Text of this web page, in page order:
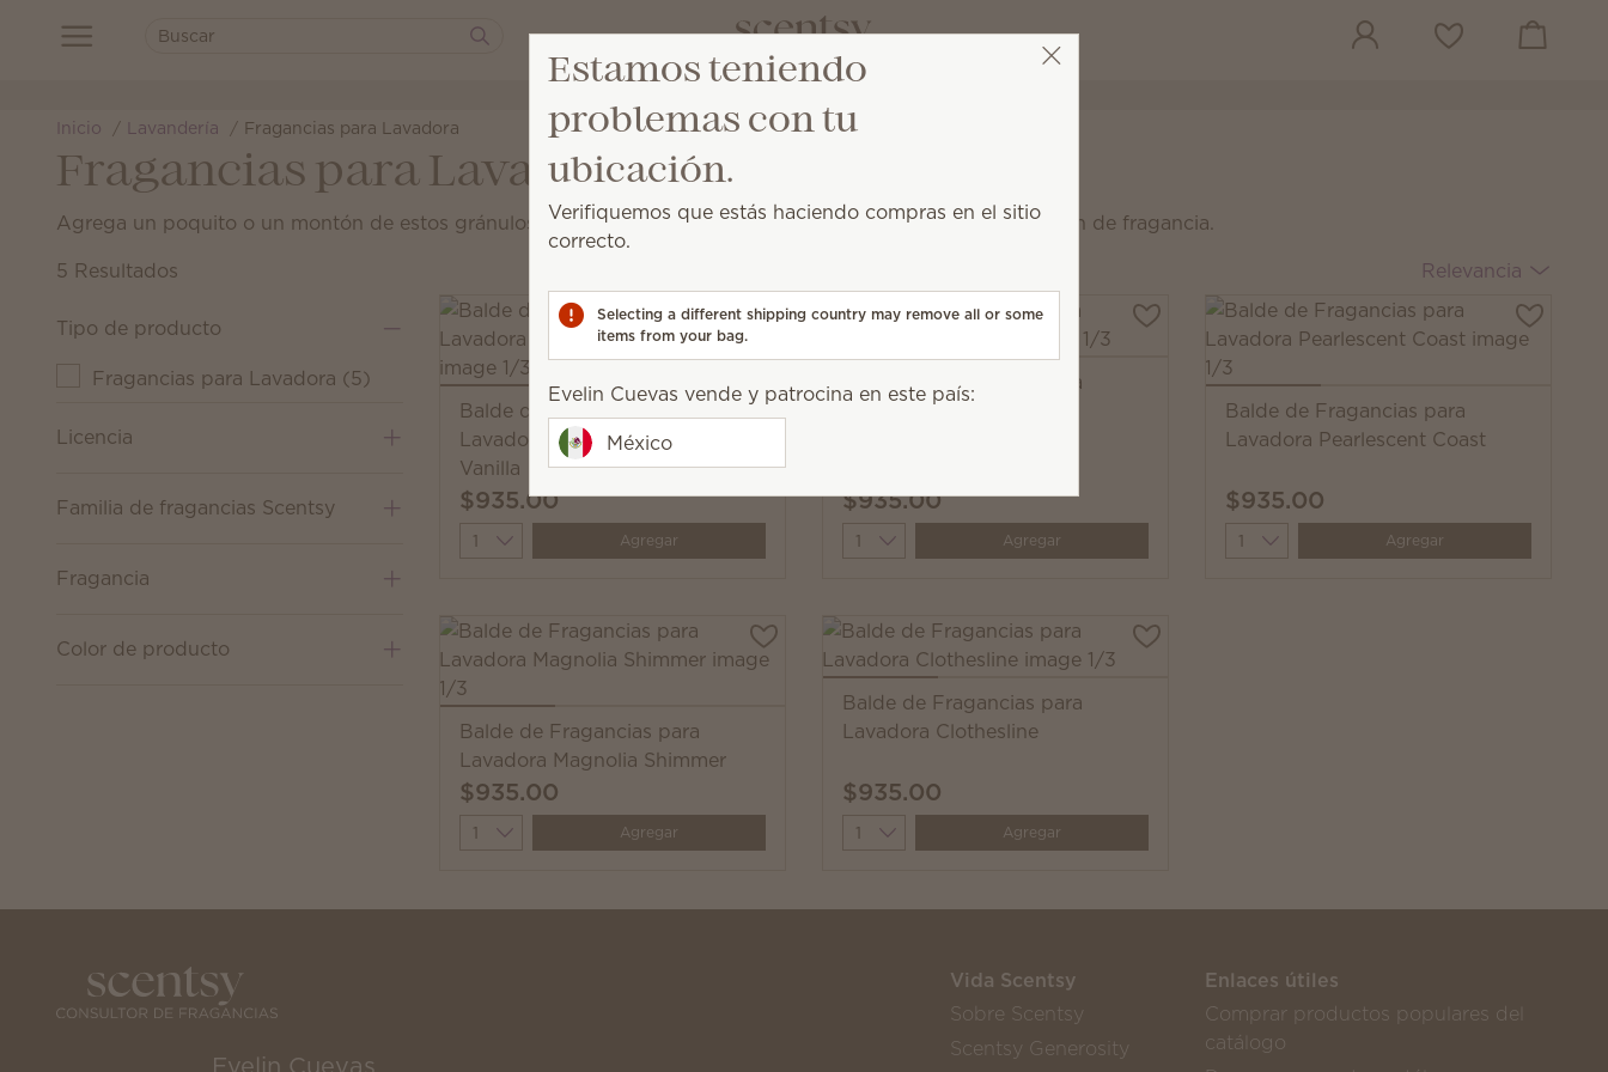
Lista de deseos
Ver el carrito
Inicio Lavandería Fragancias para Lavadora
Fragancias para Lavadora
Agrega un poquito o un montón de estos gránulos perfumados en tu lavadora para una imperdible explosión de fragancia.
5 Resultados
Relevancia
Tipo de producto
Fragancias para Lavadora (5)
Licencia
Familia de fragancias Scentsy
Fragancia
Color de producto
Balde de Fragancias para
Lavadora Black Raspberry
Vanilla
$935.00
Quantity Agregar
Balde de Fragancias para
Lavadora Fiji Flower
$935.00
Quantity Agregar
Balde de Fragancias para
Lavadora Pearlescent Coast
$935.00
Quantity Agregar
Balde de Fragancias para
Lavadora Magnolia Shimmer
$935.00
Quantity Agregar
Balde de Fragancias para
Lavadora Clothesline
$935.00
Quantity Agregar
Vida Scentsy
Sobre Scentsy
Scentsy Generosity
Enlaces útiles
Comprar productos populares del
catálogo
Estamos teniendo
problemas con tu
ubicación.
Verifiquemos que estás haciendo compras en el sitio
correcto.
Selecting a different shipping country may remove all or some
items from your bag.
Evelin Cuevas vende y patrocina en este país:
México